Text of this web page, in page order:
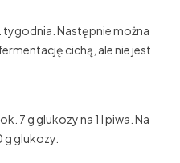
Następnie można
cichą, ale nie jest
7 g glukozy na 1 l piwa. Na
g glukozy.